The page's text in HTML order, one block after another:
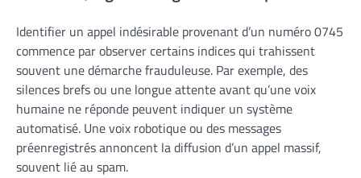
Identifier un appel indésirable provenant d’un numéro 0745
commence par observer certains indices qui trahissent
souvent une démarche frauduleuse. Par exemple, des
silences brefs ou une longue attente avant qu’une voix
humaine ne réponde peuvent indiquer un système
automatisé. Une voix robotique ou des messages
préenregistrés annoncent la diffusion d’un appel massif,
souvent lié au spam.